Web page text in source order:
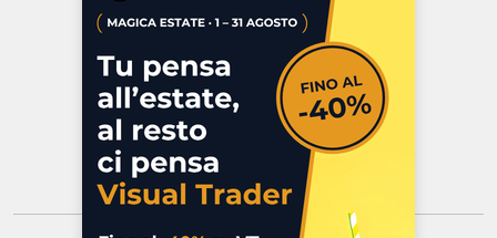
Commenti e segnalazioni
Contattaci